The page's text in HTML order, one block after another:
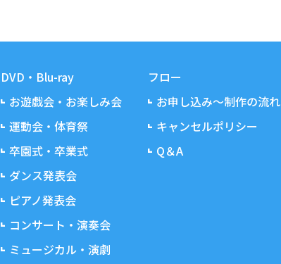
DVD・Blu-ray
お遊戯会・お楽しみ会
運動会・体育祭
卒園式・卒業式
ダンス発表会
ピアノ発表会
コンサート・演奏会
ミュージカル・演劇
フロー
お申し込み～制作の流れ
キャンセルポリシー
Q＆A